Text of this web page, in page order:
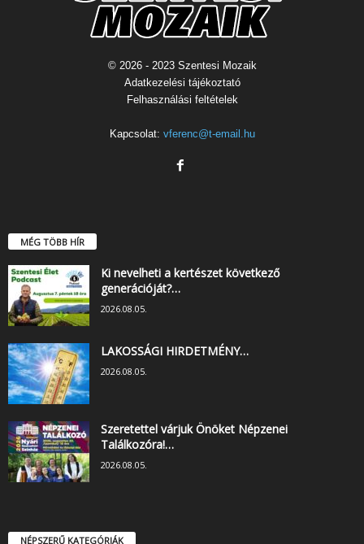
© 2026 - 2023 Szentesi Mozaik
Adatkezelési tájékoztató
Felhasználási feltételek
Kapcsolat: vferenc@t-email.hu
MÉG TÖBB HÍR
Ki nevelheti a kertészet következő
generációját?…
2026.08.05.
LAKOSSÁGI HIRDETMÉNY…
2026.08.05.
Szeretettel várjuk Önöket Népzenei
Találkozóra!…
2026.08.05.
NÉPSZERŰ KATEGÓRIÁK